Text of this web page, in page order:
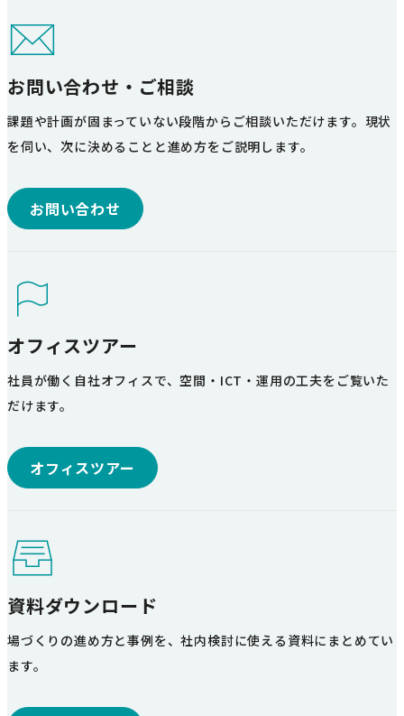
お問い合わせ・ご相談
課題や計画が固まっていない段階からご相談いただけます。現状
を伺い、次に決めることと進め方をご説明します。
お問い合わせ
オフィスツアー
社員が働く自社オフィスで、空間・ICT・運用の工夫をご覧いた
だけます。
オフィスツアー
資料ダウンロード
場づくりの進め方と事例を、社内検討に使える資料にまとめてい
ます。